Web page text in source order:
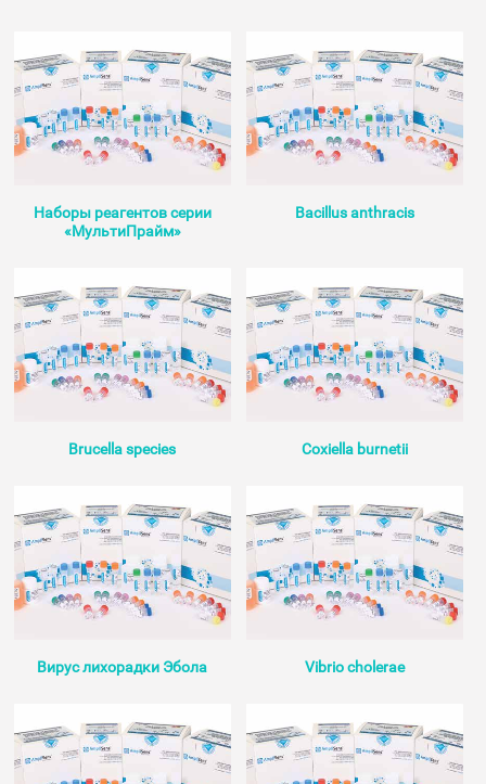
Наборы реагентов серии
«МультиПрайм»
Bacillus anthracis
Brucella species Coxiella burnetii
Вирус лихорадки Эбола Vibrio cholerae